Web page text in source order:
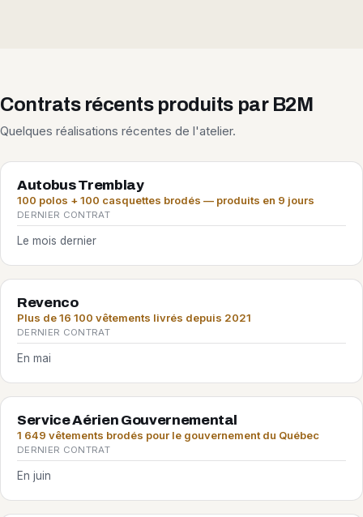
Contrats récents produits par B2M
Quelques réalisations récentes de l'atelier.
Autobus Tremblay
100 polos + 100 casquettes brodés — produits en 9 jours
DERNIER CONTRAT
Le mois dernier
Revenco
Plus de 16 100 vêtements livrés depuis 2021
DERNIER CONTRAT
En mai
Service Aérien Gouvernemental
1 649 vêtements brodés pour le gouvernement du Québec
DERNIER CONTRAT
En juin